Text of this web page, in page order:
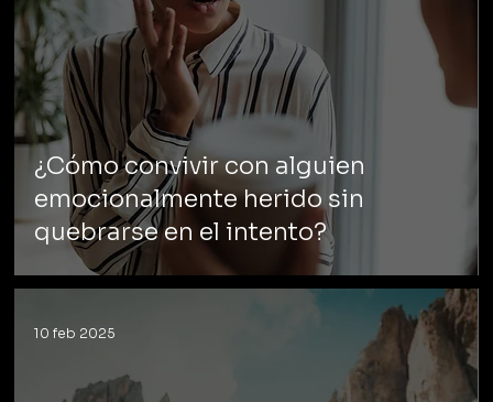
¿Cómo convivir con alguien
emocionalmente herido sin
quebrarse en el intento?
10 feb 2025